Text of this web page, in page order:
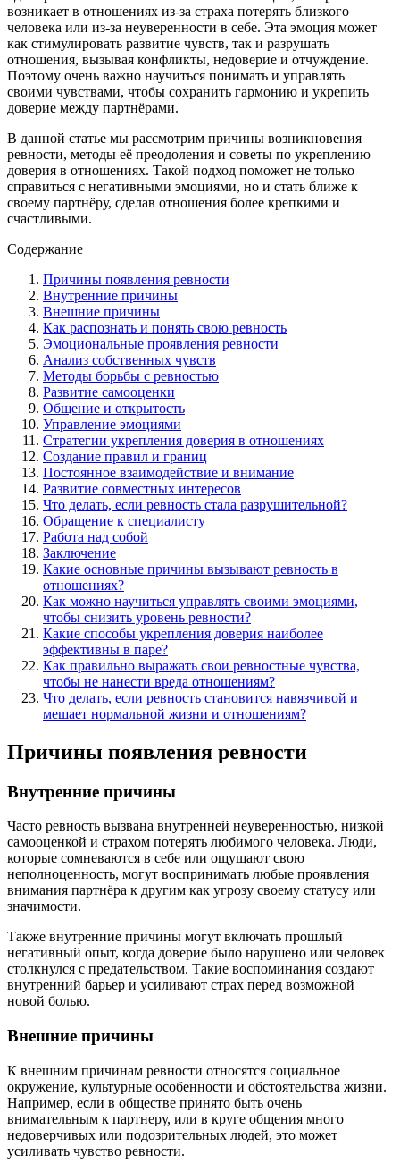
возникает в отношениях из-за страха потерять близкого
человека или из-за неуверенности в себе. Эта эмоция может
как стимулировать развитие чувств, так и разрушать
отношения, вызывая конфликты, недоверие и отчуждение.
Поэтому очень важно научиться понимать и управлять
своими чувствами, чтобы сохранить гармонию и укрепить
доверие между партнёрами.
В данной статье мы рассмотрим причины возникновения
ревности, методы её преодоления и советы по укреплению
доверия в отношениях. Такой подход поможет не только
справиться с негативными эмоциями, но и стать ближе к
своему партнёру, сделав отношения более крепкими и
счастливыми.
Содержание
Причины появления ревности
Внутренние причины
Внешние причины
Как распознать и понять свою ревность
Эмоциональные проявления ревности
Анализ собственных чувств
Методы борьбы с ревностью
Развитие самооценки
Общение и открытость
Управление эмоциями
Стратегии укрепления доверия в отношениях
Создание правил и границ
Постоянное взаимодействие и внимание
Развитие совместных интересов
Что делать, если ревность стала разрушительной?
Обращение к специалисту
Работа над собой
Заключение
Какие основные причины вызывают ревность в
отношениях?
Как можно научиться управлять своими эмоциями,
чтобы снизить уровень ревности?
Какие способы укрепления доверия наиболее
эффективны в паре?
Как правильно выражать свои ревностные чувства,
чтобы не нанести вреда отношениям?
Что делать, если ревность становится навязчивой и
мешает нормальной жизни и отношениям?
Причины появления ревности
Внутренние причины
Часто ревность вызвана внутренней неуверенностью, низкой
самооценкой и страхом потерять любимого человека. Люди,
которые сомневаются в себе или ощущают свою
неполноценность, могут воспринимать любые проявления
внимания партнёра к другим как угрозу своему статусу или
значимости.
Также внутренние причины могут включать прошлый
негативный опыт, когда доверие было нарушено или человек
столкнулся с предательством. Такие воспоминания создают
внутренний барьер и усиливают страх перед возможной
новой болью.
Внешние причины
К внешним причинам ревности относятся социальное
окружение, культурные особенности и обстоятельства жизни.
Например, если в обществе принято быть очень
внимательным к партнеру, или в круге общения много
недоверчивых или подозрительных людей, это может
усиливать чувство ревности.